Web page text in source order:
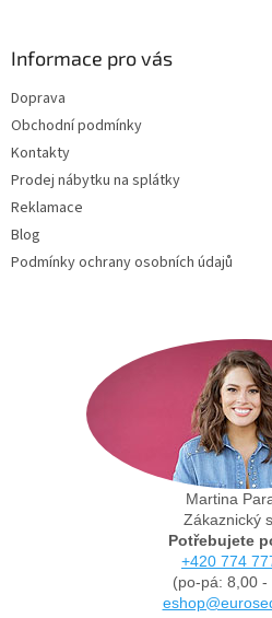
Informace pro vás
Doprava
Obchodní podmínky
Kontakty
Prodej nábytku na splátky
Reklamace
Blog
Podmínky ochrany osobních údajů
Martina
Zákaznický
Potřebujete
+420 774
(po-pá: 8,00 -